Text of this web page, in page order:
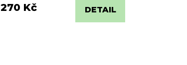
270 Kč DETAIL